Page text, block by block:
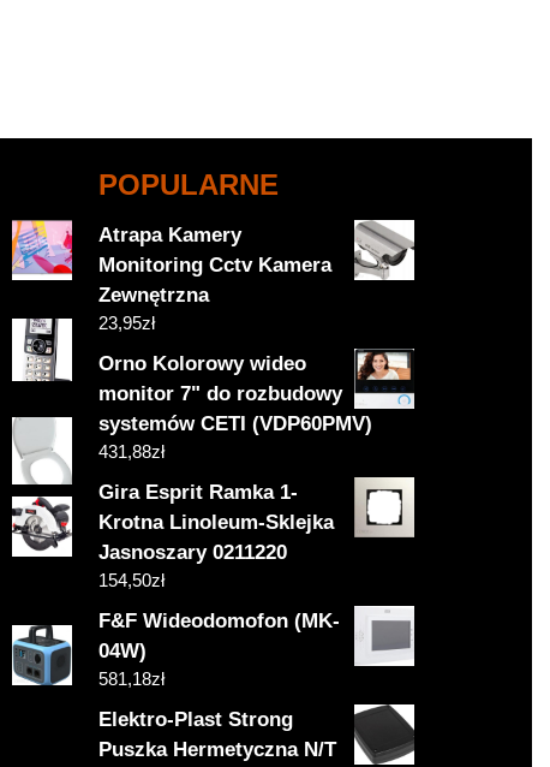
POPULARNE
Atrapa Kamery
Monitoring Cctv Kamera
Zewnętrzna
23,95zł
Orno Kolorowy wideo
monitor 7" do rozbudowy
systemów CETI (VDP60PMV)
431,88zł
Gira Esprit Ramka 1-
Krotna Linoleum-Sklejka
Jasnoszary 0211220
154,50zł
F&F Wideodomofon (MK-
04W)
581,18zł
Elektro-Plast Strong
Puszka Hermetyczna N/T